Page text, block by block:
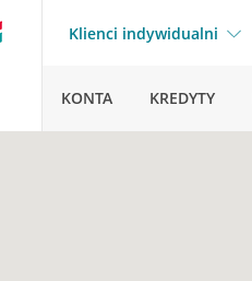
Klienci indywidualni
KONTA KREDYTY